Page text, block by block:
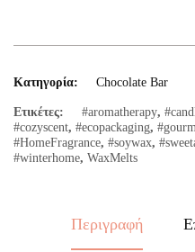
Κατηγορία: Chocolate Bar
Ετικέτες: #aromatherapy,
#cozyscent, #ecopackaging,
#HomeFragrance, #soywax,
#winterhome, WaxMelts
Περιγραφή